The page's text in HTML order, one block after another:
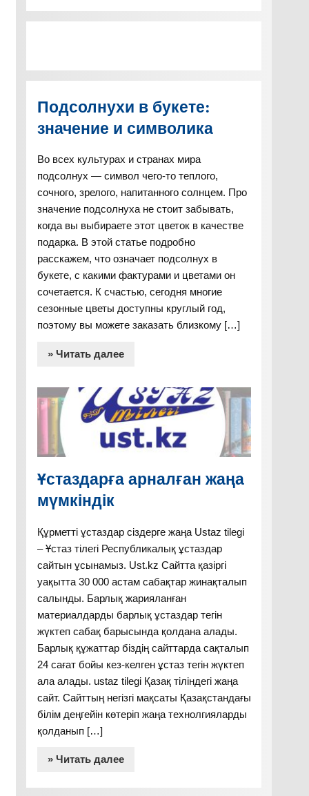
Подсолнухи в букете:
значение и символика
Во всех культурах и странах мира
подсолнух — символ чего-то теплого,
сочного, зрелого, напитанного солнцем. Про
значение подсолнуха не стоит забывать,
когда вы выбираете этот цветок в качестве
подарка. В этой статье подробно
расскажем, что означает подсолнух в
букете, с какими фактурами и цветами он
сочетается. К счастью, сегодня многие
сезонные цветы доступны круглый год,
поэтому вы можете заказать близкому […]
» Читать далее
Ұстаздарға арналған жаңа
мүмкіндік
Құрметті ұстаздар сіздерге жаңа Ustaz tilegi
– Ұстаз тілегі Республикалық ұстаздар
сайтын ұсынамыз. Ust.kz Сайтта қазіргі
уақытта 30 000 астам сабақтар жинақталып
салынды. Барлық жарияланған
материалдарды барлық ұстаздар тегін
жүктеп сабақ барысында қолдана алады.
Барлық құжаттар біздің сайттарда сақталып
24 сағат бойы кез-келген ұстаз тегін жүктеп
ала алады. ustaz tilegi Қазақ тіліндегі жаңа
сайт. Сайттың негізгі мақсаты Қазақстандағы
білім деңгейін көтеріп жаңа технолгияларды
қолданып […]
» Читать далее